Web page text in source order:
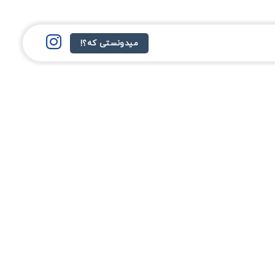
میدونستی که؟!